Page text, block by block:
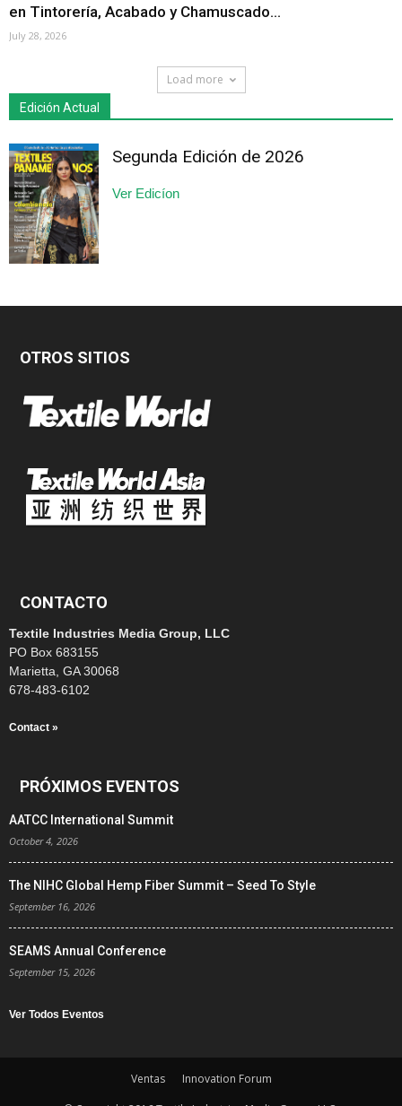
en Tintorería, Acabado y Chamuscado...
July 28, 2026
Load more
Edición Actual
Segunda Edición de 2026
Ver Edicíon
OTROS SITIOS
CONTACTO
Textile Industries Media Group, LLC
PO Box 683155
Marietta, GA 30068
678-483-6102
Contact »
PRÓXIMOS EVENTOS
AATCC International Summit
October 4, 2026
The NIHC Global Hemp Fiber Summit – Seed To Style
September 16, 2026
SEAMS Annual Conference
September 15, 2026
Ver Todos Eventos
Ventas
Innovation Forum